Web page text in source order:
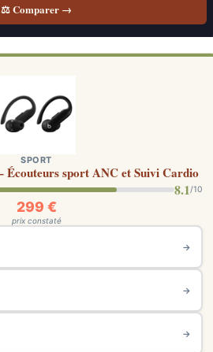
⚖ Comparer →
SPORT
Écouteurs sport ANC et Suivi Cardio
8.1/10
299 €
prix constaté
→
→
→